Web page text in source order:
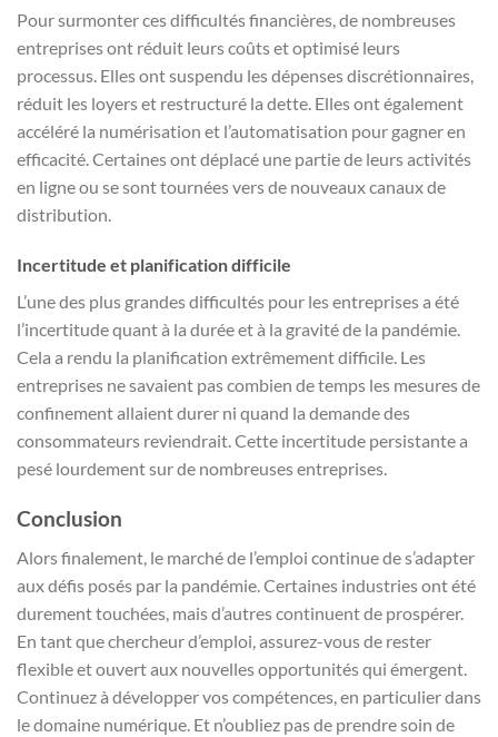
Pour surmonter ces difficultés financières, de nombreuses
entreprises ont réduit leurs coûts et optimisé leurs
processus. Elles ont suspendu les dépenses discrétionnaires,
réduit les loyers et restructuré la dette. Elles ont également
accéléré la numérisation et l’automatisation pour gagner en
efficacité. Certaines ont déplacé une partie de leurs activités
en ligne ou se sont tournées vers de nouveaux canaux de
distribution.
Incertitude et planification difficile
L’une des plus grandes difficultés pour les entreprises a été
l’incertitude quant à la durée et à la gravité de la pandémie.
Cela a rendu la planification extrêmement difficile. Les
entreprises ne savaient pas combien de temps les mesures de
confinement allaient durer ni quand la demande des
consommateurs reviendrait. Cette incertitude persistante a
pesé lourdement sur de nombreuses entreprises.
Conclusion
Alors finalement, le marché de l’emploi continue de s’adapter
aux défis posés par la pandémie. Certaines industries ont été
durement touchées, mais d’autres continuent de prospérer.
En tant que chercheur d’emploi, assurez-vous de rester
flexible et ouvert aux nouvelles opportunités qui émergent.
Continuez à développer vos compétences, en particulier dans
le domaine numérique. Et n’oubliez pas de prendre soin de